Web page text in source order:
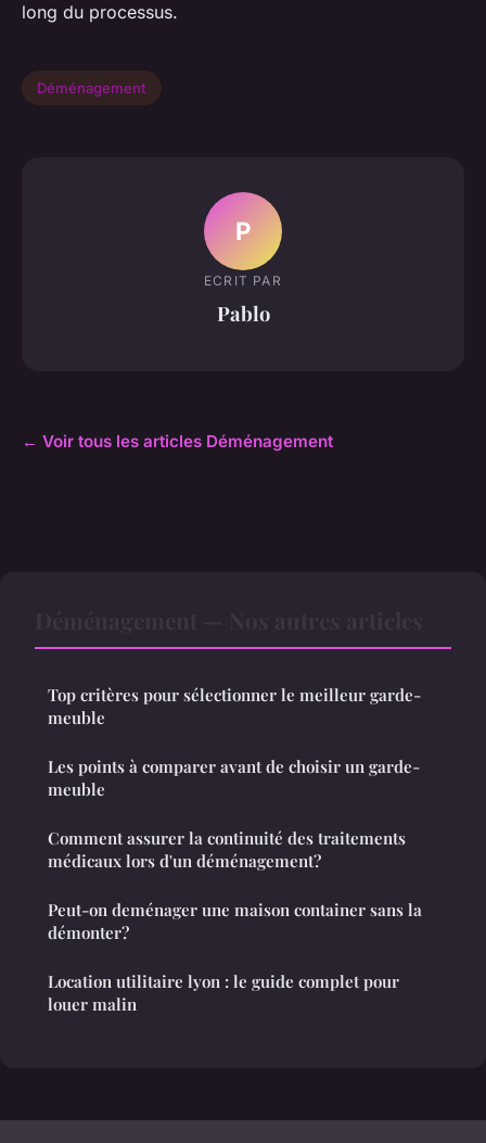
long du processus.
Déménagement
P
ECRIT PAR
Pablo
← Voir tous les articles Déménagement
Top critères pour sélectionner le meilleur garde-
meuble
Les points à comparer avant de choisir un garde-
meuble
Comment assurer la continuité des traitements
médicaux lors d'un déménagement?
Peut-on deménager une maison container sans la
démonter?
Location utilitaire lyon : le guide complet pour
louer malin